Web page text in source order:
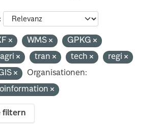
WMS
GPKG
agri tran tech
regi
Organisationen:
filtern